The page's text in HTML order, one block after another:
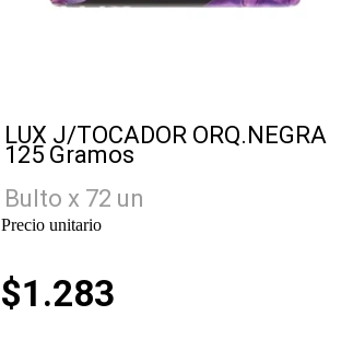
LUX J/TOCADOR ORQ.NEGRA
125 Gramos
Bulto x 72 un
Precio unitario
$1.283